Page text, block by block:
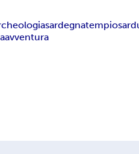
sardegnatempio
avventura